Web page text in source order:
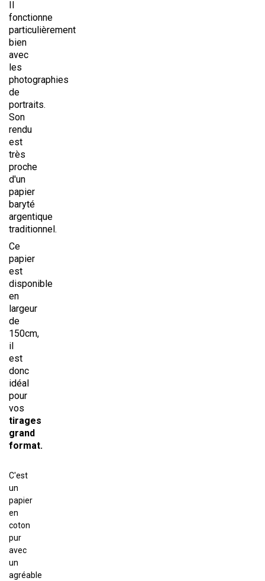
Il
fonctionne
particulièrement
bien
avec
les
photographies
de
portraits.
Son
rendu
est
très
proche
d'un
papier
baryté
argentique
traditionnel.
Ce
papier
est
disponible
en
largeur
de
150cm,
il
est
donc
idéal
pour
vos
tirages
grand
format.
C'est
un
papier
en
coton
pur
avec
un
agréable